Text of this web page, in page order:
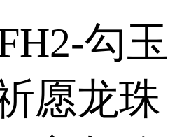
勾玉
愿龙珠